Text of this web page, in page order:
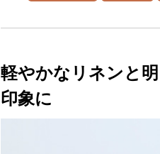
軽やかなリネンと
印象に